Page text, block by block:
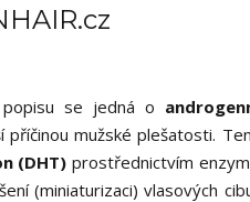
se jedná o
mužské plešatosti.
(DHT) prostřednictvím
(miniaturizaci) vlasových